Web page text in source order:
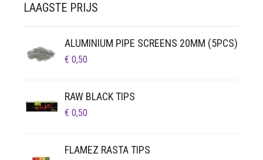
LAAGSTE PRIJS
ALUMINIUM PIPE SCREENS 20MM (5PCS)
€ 0,50
RAW BLACK TIPS
€ 0,50
FLAMEZ RASTA TIPS